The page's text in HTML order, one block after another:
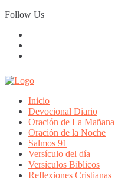
Skip
to
Follow Us
Inicio
Devocional Diario
Oración de La Mañana
Oración de la Noche
Salmos 91
Versículo del día
Versículos Bíblicos
Reflexiones Cristianas